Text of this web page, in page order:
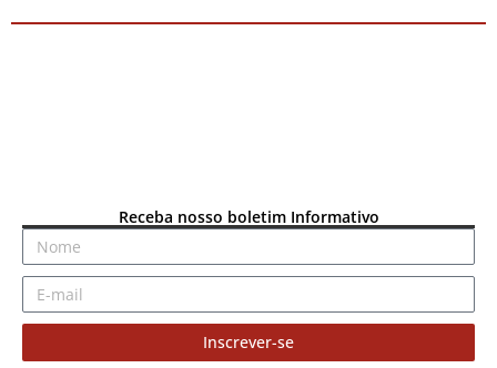
Receba nosso boletim Informativo
Inscrever-se